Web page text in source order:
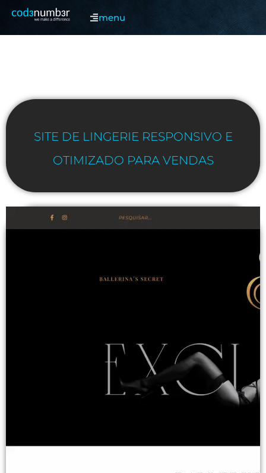
menu
SITE DE LINGERIE RESPONSIVO E
OTIMIZADO PARA VENDAS